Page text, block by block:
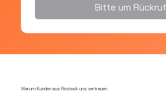
Warum Kunden aus Rostock uns vertrauen
Bitte um Rückruf